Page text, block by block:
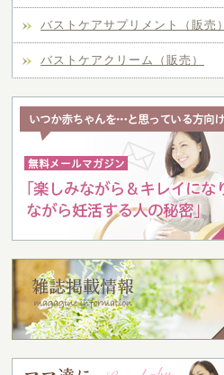
バストケアサプリメント（販売）
バストケアクリーム（販売）